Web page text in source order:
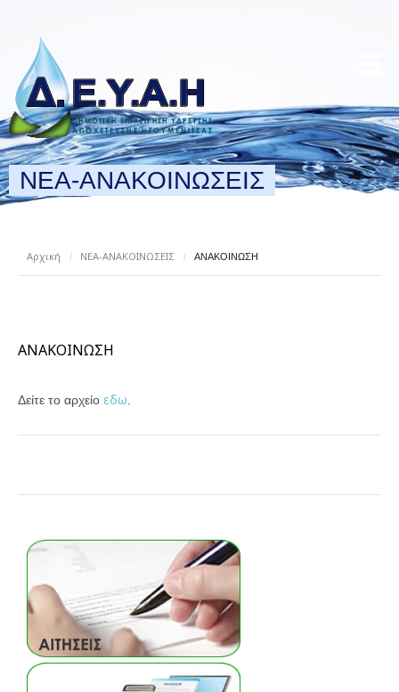
ΝΕΑ-ΑΝΑΚΟΙΝΩΣΕΙΣ
Αρχική / ΝΕΑ-ΑΝΑΚΟΙΝΩΣΕΙΣ / ΑΝΑΚΟΙΝΩΣΗ
ΑΝΑΚΟΙΝΩΣΗ
Δείτε το αρχείο εδω